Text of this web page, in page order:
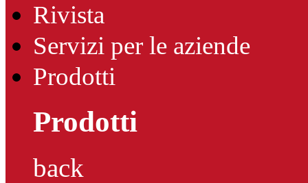
Rivista
Servizi per le aziende
Prodotti
Prodotti
back